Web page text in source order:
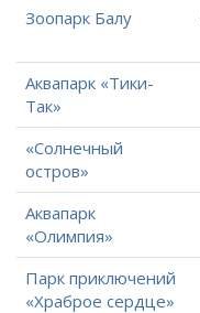
Зоопарк Балу
Аквапарк «Тики-
Так»
«Солнечный
остров»
Аквапарк
«Олимпия»
Парк приключений
«Храброе сердце»